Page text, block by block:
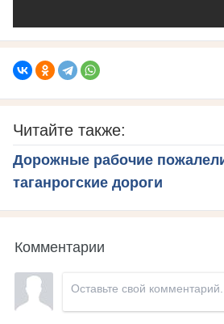
Читайте также:
Дорожные рабочие
таганрогские дороги
Комментарии